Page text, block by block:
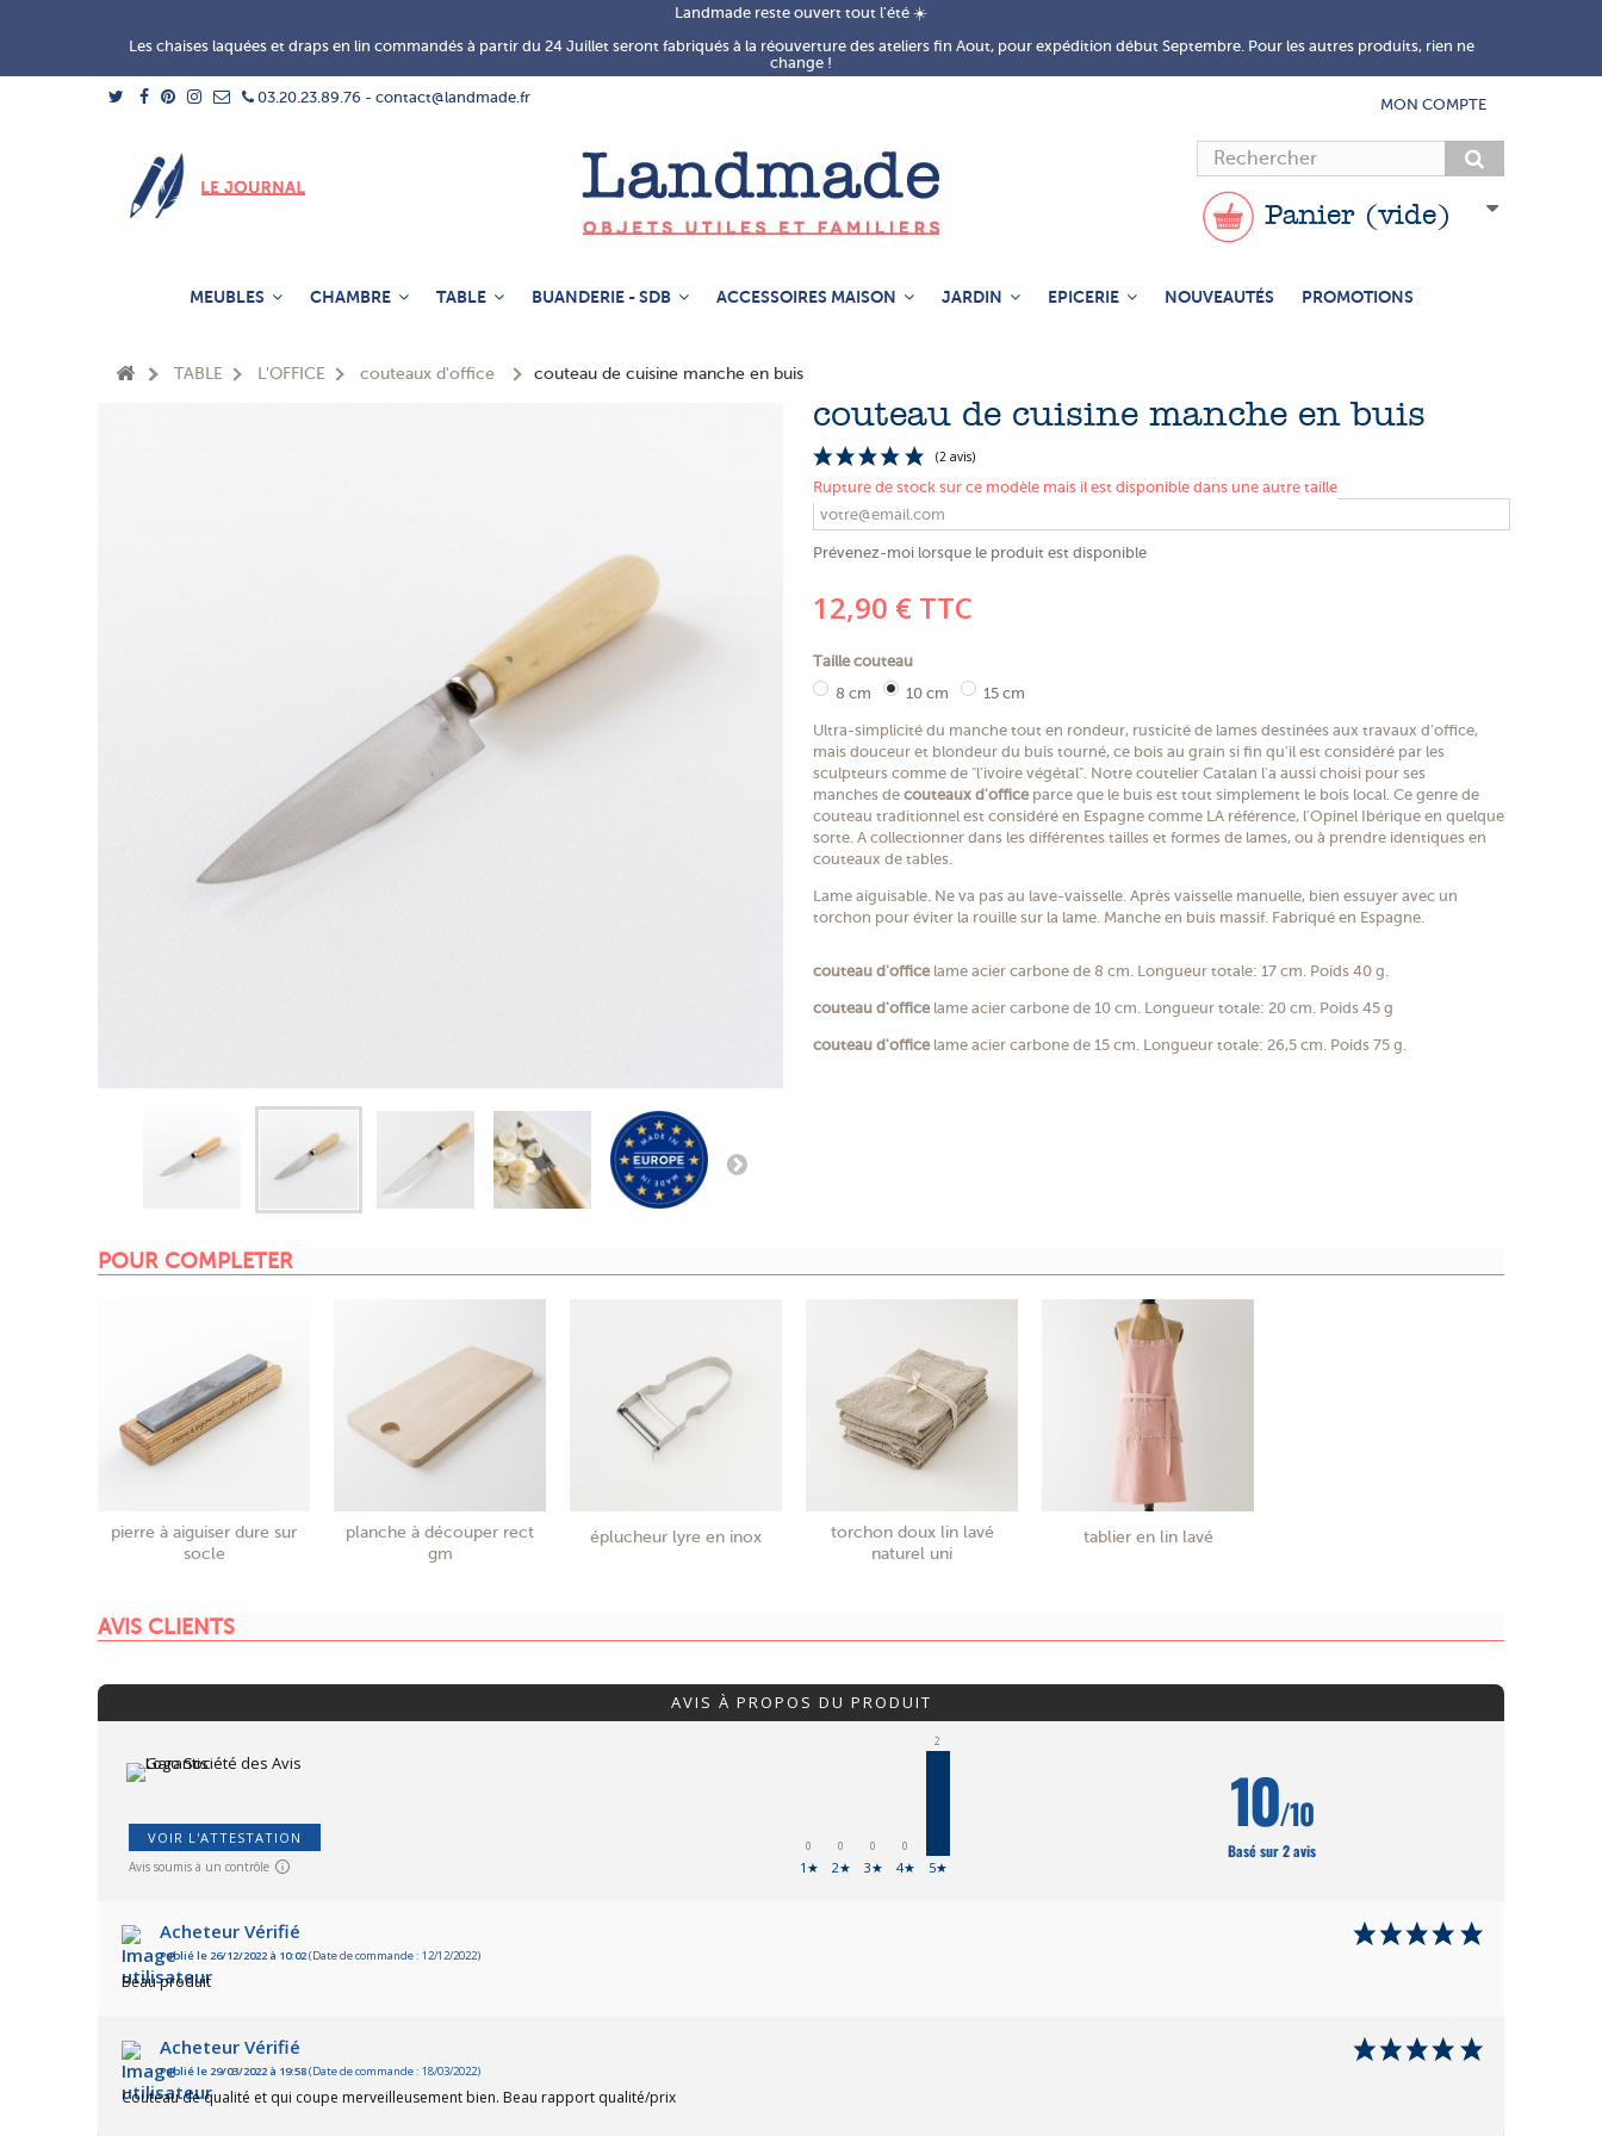
Landmade reste ouvert tout l'été ☀️
Les chaises laquées et draps en lin commandés à partir du 24 Juillet seront fabriqués à la réouverture des ateliers fin Aout, pour expédition début Septembre. Pour les autres produits, rien ne
change !
03.20.23.89.76 - contact@landmade.fr
MON COMPTE
Panier (vide)
MEUBLES CHAMBRE TABLE BUANDERIE - SDB ACCESSOIRES MAISON JARDIN EPICERIE NOUVEAUTÉS PROMOTIONS
TABLE L'OFFICE couteaux d'office couteau de cuisine manche en buis
couteau de cuisine manche en buis
(2 avis)
Rupture de stock sur ce modèle mais il est disponible dans une autre taille
Prévenez-moi lorsque le produit est disponible
12,90 € TTC
Taille couteau
8 cm
10 cm 15 cm
Ultra-simplicité du manche tout en rondeur, rusticité de lames destinées aux travaux d'office,
mais douceur et blondeur du buis tourné, ce bois au grain si fin qu'il est considéré par les
sculpteurs comme de "l'ivoire végétal". Notre coutelier Catalan l'a aussi choisi pour ses
manches de couteaux d'office parce que le buis est tout simplement le bois local. Ce genre de
couteau traditionnel est considéré en Espagne comme LA référence, l'Opinel Ibérique en quelque
sorte. A collectionner dans les différentes tailles et formes de lames, ou à prendre identiques en
couteaux de tables.
Lame aiguisable. Ne va pas au lave-vaisselle. Après vaisselle manuelle, bien essuyer avec un
torchon pour éviter la rouille sur la lame. Manche en buis massif. Fabriqué en Espagne.
couteau d'office lame acier carbone de 8 cm. Longueur totale: 17 cm. Poids 40 g.
couteau d'office lame acier carbone de 10 cm. Longueur totale: 20 cm. Poids 45 g
couteau d'office lame acier carbone de 15 cm. Longueur totale: 26,5 cm. Poids 75 g.
POUR COMPLETER
pierre à aiguiser dure sur
socle
planche à découper rect
gm
éplucheur lyre en inox
torchon doux lin lavé
naturel uni
tablier en lin lavé
AVIS CLIENTS
AVIS À PROPOS DU PRODUIT
VOIR L'ATTESTATION
Avis soumis à un contrôle
0
1★
0
2★
0
3★
0
4★
2
5★
10/10
Basé sur 2 avis
Acheteur Vérifié
Publié le 26/12/2022 à 10:02(Date de commande : 12/12/2022)
Beau produit
Acheteur Vérifié
Publié le 29/03/2022 à 19:58(Date de commande : 18/03/2022)
Couteau de qualité et qui coupe merveilleusement bien. Beau rapport qualité/prix